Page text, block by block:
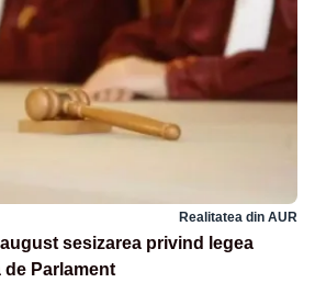
Realitatea din AUR
sesizarea privind legea
Parlament